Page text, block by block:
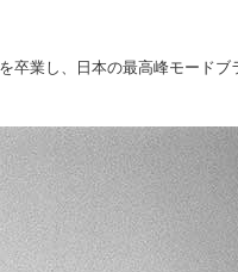
卒業し、日本の最高峰モードブ